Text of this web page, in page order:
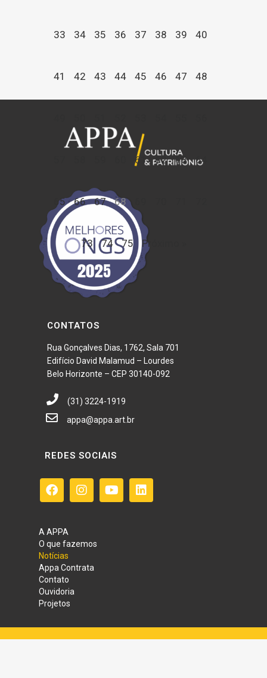
33 34 35 36 37 38 39 40
41 42 43 44 45 46 47 48
61 62 63 64
65 66 67 68
73 74 75 Próximo »
CONTATOS
Rua Gonçalves Dias, 1762, Sala 701
Edifício David Malamud – Lourdes
Belo Horizonte – CEP 30140-092
(31) 3224-1919
appa@appa.art.br
REDES SOCIAIS
A APPA
O que fazemos
Notícias
Appa Contrata
Contato
Ouvidoria
Projetos